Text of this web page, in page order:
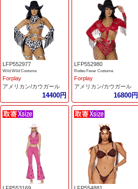
LFP552977
Wild Wild Costume
Forplay
アメリカン/カウガール
14400円
LFP552980
Rodeo Fever Costume
Forplay
アメリカン/カウガール
16800円